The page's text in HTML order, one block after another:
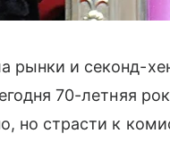
рынки и секонд-
70-летняя
но страсти к